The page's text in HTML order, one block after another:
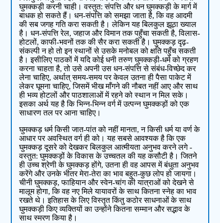
घुमक्कड़ी करनी चा‍ही। वस्‍तुत: संपत्ति और धन घुमक्कड़ी के मार्ग में
बाधक हो सकते हैं। धन-संपत्ति को समझा जाता है, कि वह आदमी
की सब जगह गति करा सकती है। लेकिन यह बिलकुल झूठा ख्‍याल
है। धन-संपत्ति रेल, जहाज और विमान तक पहुँचा सकती है, विलास-
होटलों, काफी-भवनों तक की सैर करा सकती है। घुमक्कड़ दृढ़-
संकल्‍पी न हो तो इन स्‍थानों से उसके मनोबल को क्षति पहुँच सकती
है। इसीलिए पाठकों में यदि कोई धनी तरुण घुमक्कड़ी-धर्म को ग्रहण
करना चाहता है, तो उसे अपनी उस धन-संपत्ति से संबंध-विच्‍छेद कर
लेना चाहिए, अर्थात् समय-समय पर केवल उतना ही पैसा पाकेट में
लेकर घूमना चाहिए, जिसमें भीख माँगने की नौबत नहीं आए और साथ
ही भव्‍य होटलों और पाठशालाओं में रहने को स्‍थान न मिल सके।
इसका अर्थ यह है कि भिन्‍न-भिन्‍न वर्ग में उत्‍पन्‍न घुमक्कड़ों को एक
साधारण तल पर आना चाहिए।
घुमक्कड़ धर्म किसी जात-पांत को नहीं मानता, न किसी धर्म या वर्ण के
आधार पर अवस्थित वर्ग ही को। यह सबसे आवश्‍यक है कि एक
घुमक्कड़ दूसरे को देखकर बिलकुल आत्‍मीयता अनुभव करने लगे -
वस्‍तुत: घुमक्कड़ों के विकास के उच्‍चतल की यह कसौटी है। जितने
ही उच्‍च श्रेणी के घुमक्कड़ होंगे, उतना ही वह आपस में बंधुता अनुभव
करेंगे और उनके भीतर मेरा-तेरा का भाव बहुत-कुछ लोप हो जायगा।
चीनी घुमक्कड़, फाहियान और स्‍वेन-चांग की यात्राओं को देखने से
मालूम होगा, कि वह नए मिले यायावरों के साथ कितना स्‍नेह का भाव
रखते थे। इतिहास के लिए विस्‍तृत किंतु कठोर साधनाओं के साथ
घुमक्कड़ी किए व्‍यक्तियों का उन्‍होंने कितना सम्‍मान और सद्भाव के
साथ स्मरण किया है।